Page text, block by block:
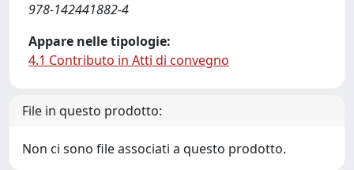
978-142441882-4
Appare nelle tipologie:
4.1 Contributo in Atti di convegno
File in questo prodotto:
Non ci sono file associati a questo prodotto.